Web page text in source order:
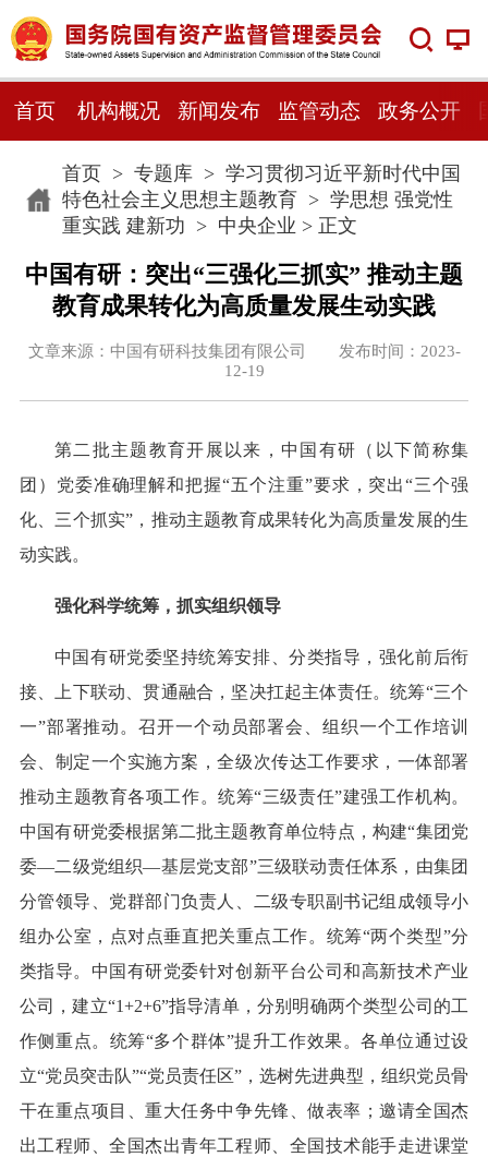
首页 机构概况 新闻发布 监管动态 政务公开
首页> 专题库> 学习贯彻习近平新时代中国
特色社会主义思想主题教育> 学思想 强党性
重实践 建新功 > 中央企业 > 正文
中国有研：突出“三强化三抓实” 推动主题
教育成果转化为高质量发展生动实践
文章来源：中国有研科技集团有限公司 发布时间：2023-
12-19
第二批主题教育开展以来，中国有研（以下简称集
团）党委准确理解和把握“五个注重”要求，突出“三个强
化、三个抓实”，推动主题教育成果转化为高质量发展的生
动实践。
强化科学统筹，抓实组织领导
中国有研党委坚持统筹安排、分类指导，强化前后衔
接、上下联动、贯通融合，坚决扛起主体责任。统筹“三个
一”部署推动。召开一个动员部署会、组织一个工作培训
会、制定一个实施方案，全级次传达工作要求，一体部署
推动主题教育各项工作。统筹“三级责任”建强工作机构。
中国有研党委根据第二批主题教育单位特点，构建“集团党
委—二级党组织—基层党支部”三级联动责任体系，由集团
分管领导、党群部门负责人、二级专职副书记组成领导小
组办公室，点对点垂直把关重点工作。统筹“两个类型”分
类指导。中国有研党委针对创新平台公司和高新技术产业
公司，建立“1+2+6”指导清单，分别明确两个类型公司的工
作侧重点。统筹“多个群体”提升工作效果。各单位通过设
立“党员突击队”“党员责任区”，选树先进典型，组织党员骨
干在重点项目、重大任务中争先锋、做表率；邀请全国杰
出工程师、全国杰出青年工程师、全国技术能手走进课堂